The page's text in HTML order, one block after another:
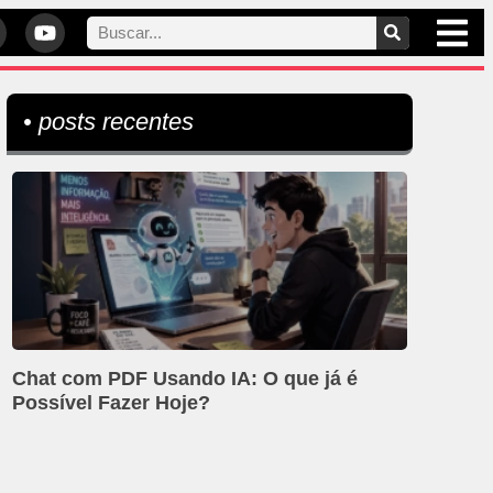
• posts recentes
Chat com PDF Usando IA: O que já é
Possível Fazer Hoje?